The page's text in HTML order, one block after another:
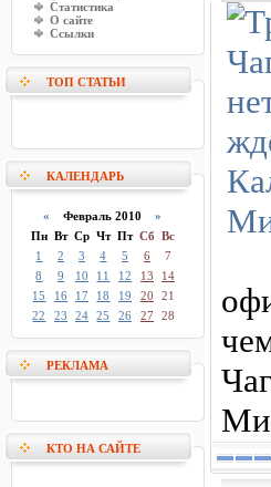
Статистика
О сайте
Ссылки
ТОП СТАТЬИ
КАЛЕНДАРЬ
« Февраль 2010»
Пн Вт Ср Чт Пт Сб Вс
1
2 3 4 5 6
7
8
9 10 11 12 13
14
15
16 17 18 19 20
21
22
23 24 25 26 27 28
РЕКЛАМА
КТО НА САЙТЕ